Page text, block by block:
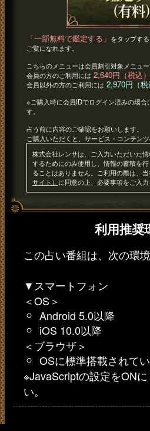
「一部無料で鑑定する」 をタップす
ご覧になれます。
こちらのメニューは会員割引対象メニュー
会員の方のご利用には 2,640円（税込）
会員以外の方のご利用には 2,970円（税
※ご購入時に会員IDでログイン済みの場合
す。
占う前に内容のご確認をお願いします。
ご購入いただくと、サービス・コンテン
株式会社レンサは、ご入力いただいた
するためにのみ使用し、情報の蓄積を
ることはありません。ご利用の際は、当
サイト） に同意の上、必要事項をご入力
利用推奨
この占い番組は、次の環
▼スマートフォン
＜OS＞
Android 5.0以降
iOS 10.0以降
＜ブラウザ＞
OSに標準搭載されてい
※JavaScriptの設定をON
い。